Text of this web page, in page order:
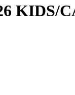
KIDS/